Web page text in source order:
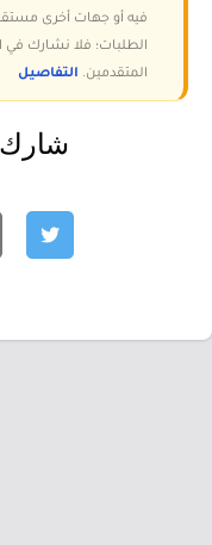
فيه أو جهات أخرى
الطلبات؛ فلا نشارك في
المتقدمين. التفاصيل
شارك